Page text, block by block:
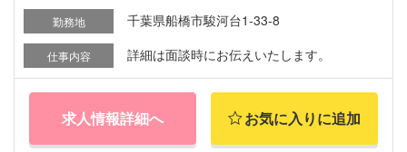
勤務地 千葉県船橋市駿河台1-33-8
仕事内容 詳細は面談時にお伝えいたします。
求人情報詳細へ お気に入りに追加